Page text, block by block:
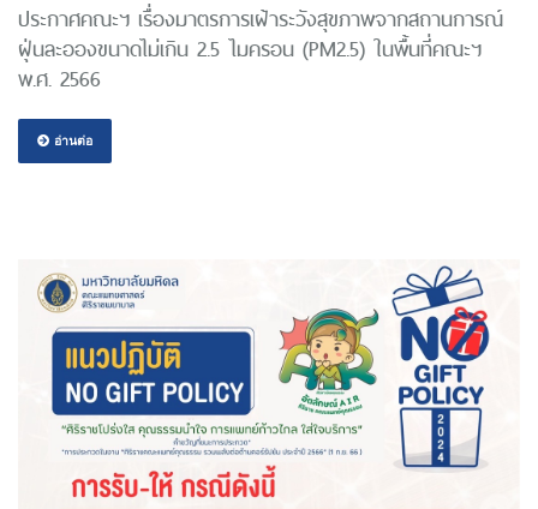
ประกาศคณะฯ เรื่องมาตรการเฝ้าระวังสุขภาพจากสถานการณ์
ฝุ่นละอองขนาดไม่เกิน 2.5 ไมครอน (PM2.5) ในพื้นที่คณะฯ
พ.ศ. 2566
อ่านต่อ